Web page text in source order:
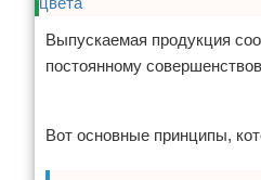
Выпускаемая продукция
постоянному
Вот основные принципы,